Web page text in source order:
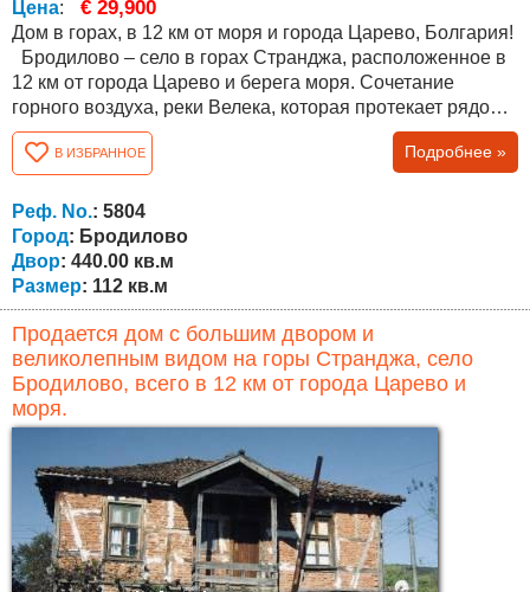
Цена: € 29,900
Дом в горах, в 12 км от моря и города Царево, Болгария!
12 км от города Царево и берега моря. Сочетание
горного воздуха, реки Велека, которая протекает рядом с
селом, и близости к морю, делают его привлекательным
местом для отдыха, постоянного проживания и
экотуризма. В поселке есть несколько магазинов и кафе.
Излюбленное место для болгар и иностранцев. Дом
состоит из двух...
В ИЗБРАННОЕ Подробнее »
Реф. No.: 5804
Город: Бродилово
Двор: 440.00 кв.м
Размер: 112 кв.м
Продается дом с большим двором и
великолепным видом на горы Странджа, село
Бродилово, всего в 12 км от города Царево и
моря.